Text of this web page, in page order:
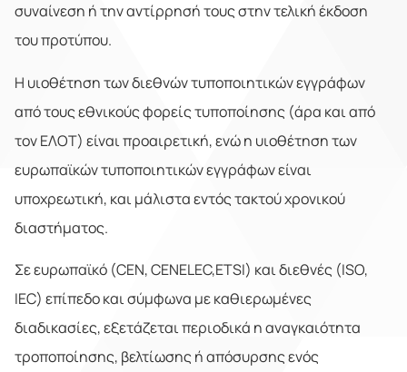
συναίνεση ή την αντίρρησή τους στην τελική έκδοση
του προτύπου.
Η υιοθέτηση των διεθνών τυποποιητικών εγγράφων
από τους εθνικούς φορείς τυποποίησης (άρα και από
τον ΕΛΟΤ) είναι προαιρετική, ενώ η υιοθέτηση των
ευρωπαϊκών τυποποιητικών εγγράφων είναι
υποχρεωτική, και μάλιστα εντός τακτού χρονικού
διαστήματος.
Σε ευρωπαϊκό (CEN, CENELEC,ETSI) και διεθνές (ISO,
IEC) επίπεδο και σύμφωνα με καθιερωμένες
διαδικασίες, εξετάζεται περιοδικά η αναγκαιότητα
τροποποίησης, βελτίωσης ή απόσυρσης ενός